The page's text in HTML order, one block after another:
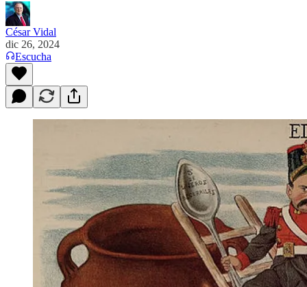
César Vidal
dic 26, 2024
Escucha